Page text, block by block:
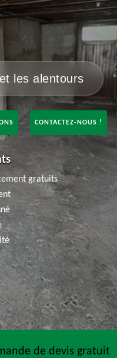
les alentours
CONTACTEZ-NOUS !
gratuits
de devis gratuit